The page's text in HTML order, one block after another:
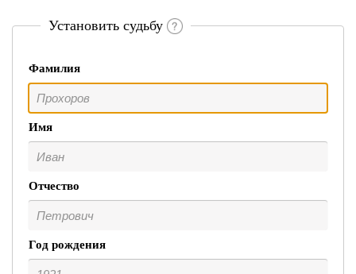
Установить судьбу
Фамилия
Имя
Отчество
Год рождения